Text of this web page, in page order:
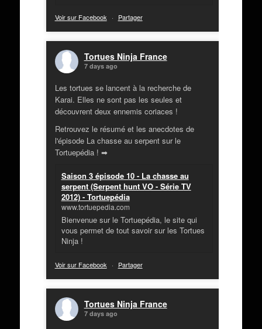
Voir sur Facebook · Partager
Tortues Ninja France
7 days ago
Les tortues se lancent à la recherche de
Karai. Elles ne sont pas les seules et
découvrent deux ennemis coriaces !
Retrouvez le résumé et les anecdotes de
l'épisode La chasse au serpent sur le
Tortuepédia ! ➡
Saison 3 épisode 10 - La chasse au
serpent (Serpent hunt VO - Série TV
2012) - Tortuepédia
www.tortuepedia.com
Bienvenue sur le Tortuepédia, le site qui
vous permet de tout savoir sur les Tortues
Ninja !
Voir sur Facebook · Partager
Tortues Ninja France
7 days ago